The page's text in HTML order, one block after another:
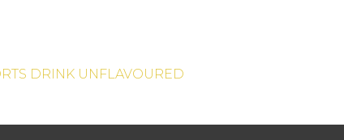
DRINK UNFLAVOURED